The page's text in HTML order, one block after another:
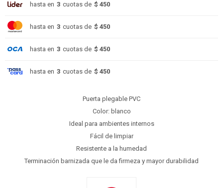
hasta en 3 cuotas de $ 450
hasta en 3 cuotas de $ 450
hasta en 3 cuotas de $ 450
hasta en 3 cuotas de $ 450
Puerta plegable PVC
Color: blanco
Ideal para ambientes internos
Fácil de limpiar
Resistente a la humedad
Terminación barnizada que le da firmeza y mayor durabilidad